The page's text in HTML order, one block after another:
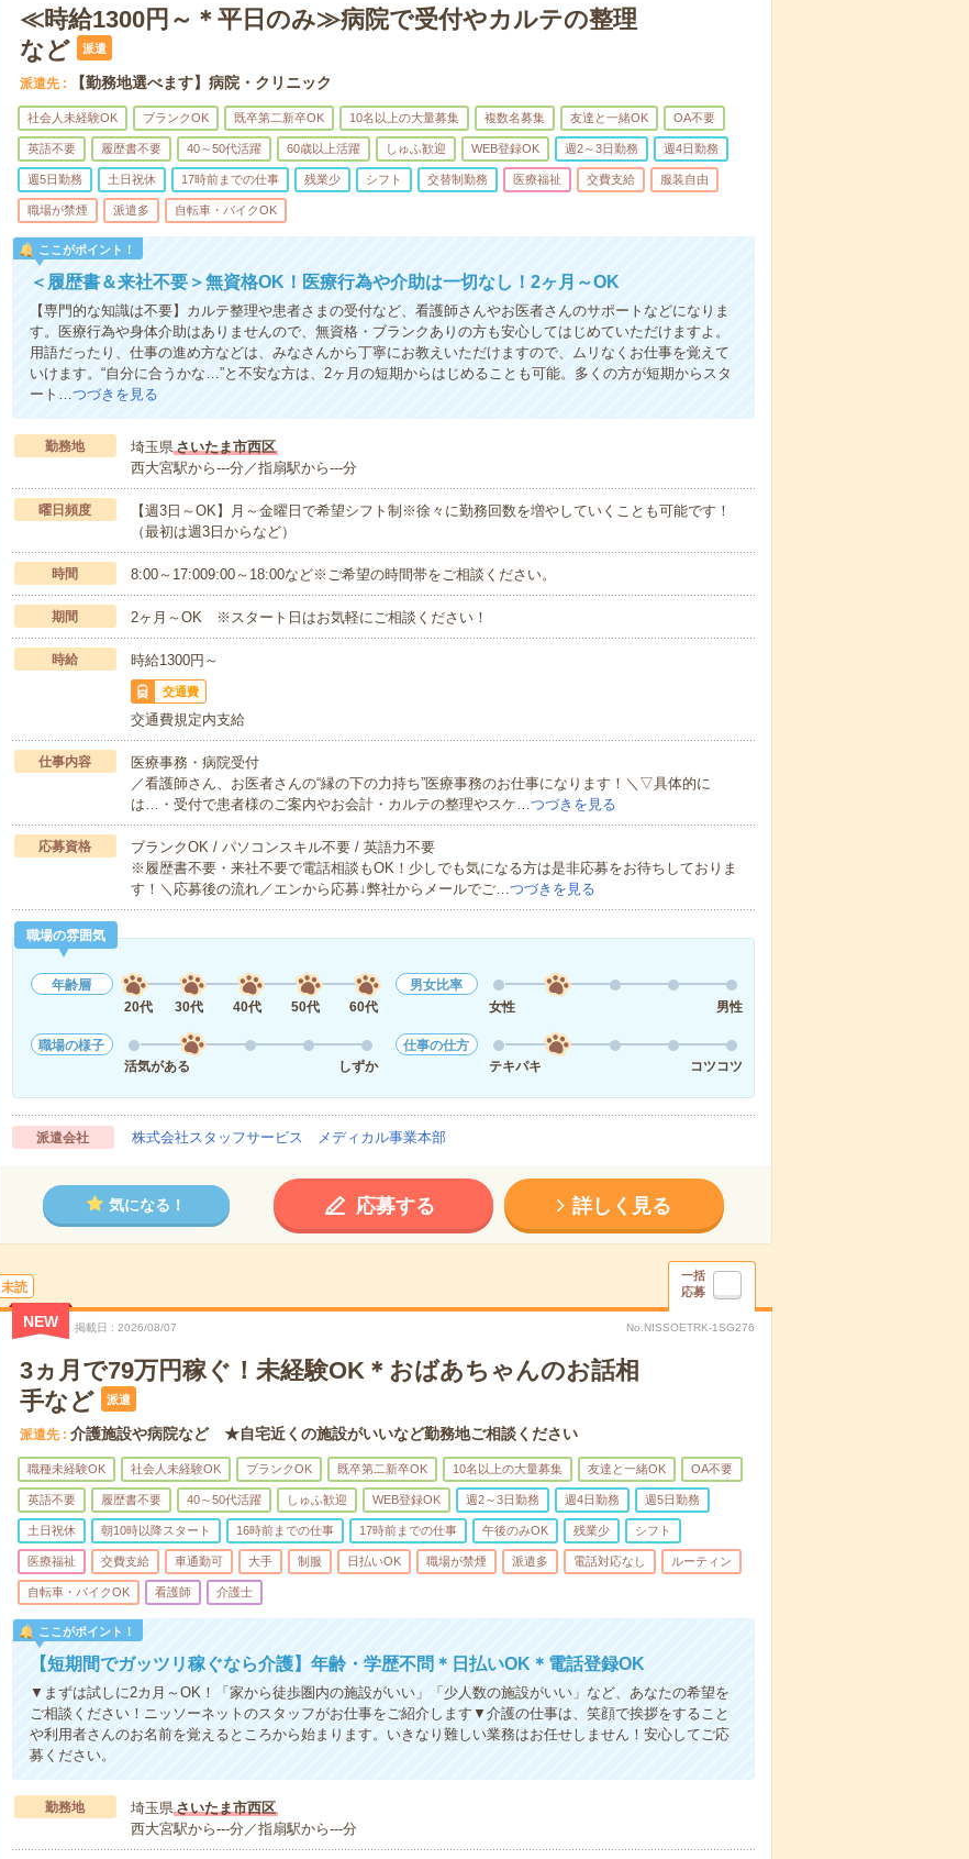
≪時給1300円～＊平日のみ≫病院で受付やカルテの整理
など
派遣
派遣先 【勤務地選べます】病院・クリニック
社会人未経験OK ブランクOK 既卒第二新卒OK 10名以上の大量募集 複数名募集 友達と一緒OK OA不要
英語不要 履歴書不要 40～50代活躍 60歳以上活躍 しゅふ歓迎 WEB登録OK 週2～3日勤務 週4日勤務
週5日勤務 土日祝休 17時前までの仕事 残業少 シフト 交替制勤務 医療福祉 交費支給 服装自由
職場が禁煙 派遣多 自転車・バイクOK
ここがポイント！
＜履歴書＆来社不要＞無資格OK！医療行為や介助は一切なし！2ヶ月～OK
【専門的な知識は不要】カルテ整理や患者さまの受付など、看護師さんやお医者さんのサポートなどになりま
す。医療行為や身体介助はありませんので、無資格・ブランクありの方も安心してはじめていただけますよ。
用語だったり、仕事の進め方などは、みなさんから丁寧にお教えいただけますので、ムリなくお仕事を覚えて
いけます。“自分に合うかな…”と不安な方は、2ヶ月の短期からはじめることも可能。多くの方が短期からスタ
ート…つづきを見る
勤務地 埼玉県さいたま市西区
西大宮駅から---分／指扇駅から---分
曜日頻度
【週3日～OK】月～金曜日で希望シフト制※徐々に勤務回数を増やしていくことも可能です！
（最初は週3日からなど）
時間 8:00～17:009:00～18:00など※ご希望の時間帯をご相談ください。
期間 2ヶ月～OK ※スタート日はお気軽にご相談ください！
時給 時給1300円～
交通費
交通費規定内支給
仕事内容
医療事務・病院受付
／看護師さん、お医者さんの“縁の下の力持ち”医療事務のお仕事になります！＼▽具体的に
は…・受付で患者様のご案内やお会計・カルテの整理やスケ…つづきを見る
応募資格
ブランクOK / パソコンスキル不要 / 英語力不要
※履歴書不要・来社不要で電話相談もOK！少しでも気になる方は是非応募をお待ちしておりま
す！＼応募後の流れ／エンから応募↓弊社からメールでご…つづきを見る
職場の雰囲気
年齢層
20代
30代 40代 50代 60代
男女比率
女性
男性
職場の様子
活気がある
しずか
仕事の仕方
テキパキ
コツコツ
派遣会社 株式会社スタッフサービス メディカル事業本部
気になる！ 応募する 詳しく見る
未読
一括
応募
NEW 掲載日 2026/08/07 No.NISSOETRK-1SG276
3ヵ月で79万円稼ぐ！未経験OK＊おばあちゃんのお話相
手など
派遣
派遣先 介護施設や病院など ★自宅近くの施設がいいなど勤務地ご相談ください
職種未経験OK 社会人未経験OK ブランクOK 既卒第二新卒OK 10名以上の大量募集 友達と一緒OK OA不要
英語不要 履歴書不要 40～50代活躍 しゅふ歓迎 WEB登録OK 週2～3日勤務 週4日勤務 週5日勤務
土日祝休 朝10時以降スタート 16時前までの仕事 17時前までの仕事 午後のみOK 残業少 シフト
医療福祉 交費支給 車通勤可 大手 制服 日払いOK 職場が禁煙 派遣多 電話対応なし ルーティン
自転車・バイクOK 看護師 介護士
ここがポイント！
【短期間でガッツリ稼ぐなら介護】年齢・学歴不問＊日払いOK＊電話登録OK
▼まずは試しに2カ月～OK！「家から徒歩圏内の施設がいい」「少人数の施設がいい」など、あなたの希望を
ご相談ください！ニッソーネットのスタッフがお仕事をご紹介します▼介護の仕事は、笑顔で挨拶をすること
や利用者さんのお名前を覚えるところから始まります。いきなり難しい業務はお任せしません！安心してご応
募ください。
勤務地 埼玉県さいたま市西区
西大宮駅から---分／指扇駅から---分